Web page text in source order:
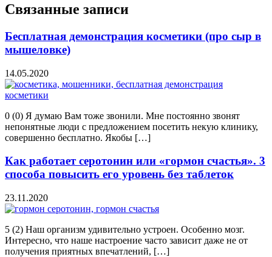
Связанные записи
Бесплатная демонстрация косметики (про сыр в
мышеловке)
14.05.2020
0 (0) Я думаю Вам тоже звонили. Мне постоянно звонят
непонятные люди с предложением посетить некую клинику,
совершенно бесплатно. Якобы […]
Как работает серотонин или «гормон счастья». 3
способа повысить его уровень без таблеток
23.11.2020
5 (2) Наш организм удивительно устроен. Особенно мозг.
Интересно, что наше настроение часто зависит даже не от
получения приятных впечатлений, […]